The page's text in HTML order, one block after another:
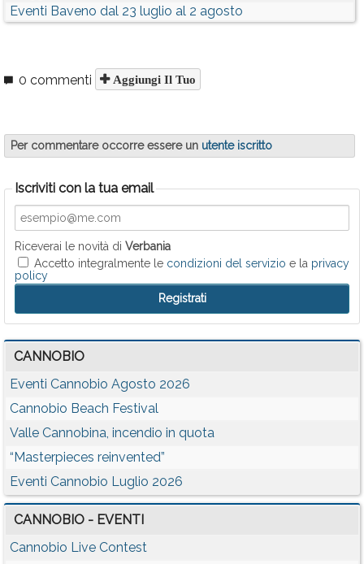
Eventi Baveno dal 23 luglio al 2 agosto
0 commenti Aggiungi Il Tuo
Per commentare occorre essere un utente iscritto
Iscriviti con la tua email
Riceverai le novità di Verbania
Accetto integralmente le condizioni del servizio e la privacy
policy
CANNOBIO
Eventi Cannobio Agosto 2026
Cannobio Beach Festival
Valle Cannobina, incendio in quota
“Masterpieces reinvented”
Eventi Cannobio Luglio 2026
CANNOBIO - EVENTI
Cannobio Live Contest